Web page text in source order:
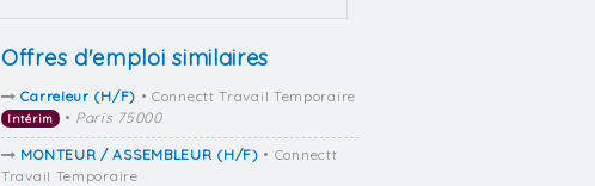
Offres d'emploi similaires
Carreleur (H/F) • Connectt Travail Temporaire
Intérim • Paris 75000
MONTEUR / ASSEMBLEUR (H/F) • Connectt
Travail Temporaire